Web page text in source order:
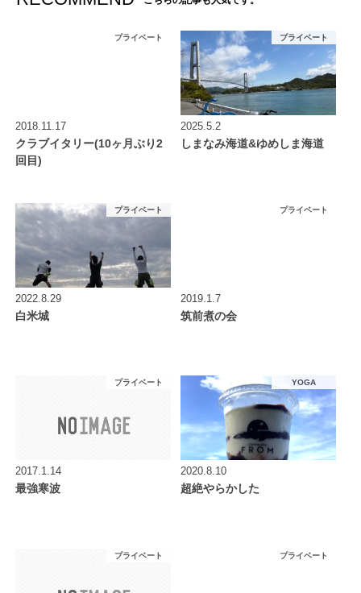
プライベート
2018.11.17
クラブイタリー(10ヶ月ぶり2
回目)
プライベート
2025.5.2
しまなみ海道&ゆめしま海道
プライベート
2022.8.29
白米城
プライベート
2019.1.7
筑前煮の会
プライベート
2017.1.14
最強寒波
YOGA
2020.8.10
超絶やらかした
プライベート プライベート